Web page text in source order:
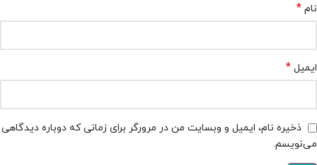
نام *
ایمیل *
ذخیره نام، ایمیل و وبسایت من در مرورگر برای زمانی که دوباره دیدگاهی
می‌نویسم.